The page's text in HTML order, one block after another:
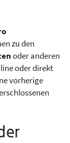
zu den
oder anderen
oder direkt
vorherige